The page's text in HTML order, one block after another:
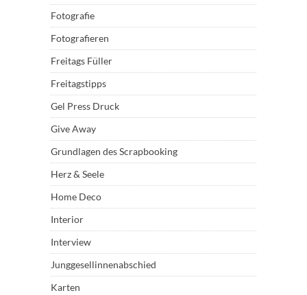
Fotografie
Fotografieren
Freitags Füller
Freitagstipps
Gel Press Druck
Give Away
Grundlagen des Scrapbooking
Herz & Seele
Home Deco
Interior
Interview
Junggesellinnenabschied
Karten